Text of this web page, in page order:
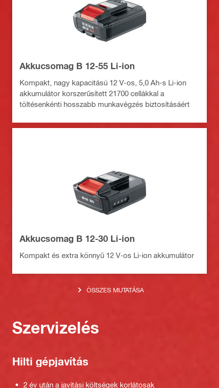
Akkucsomag B 12-55 Li-ion
Kompakt, nagy kapacitású 12 V-os, 5,0 Ah-s Li-ion
akkumulátor korszerűsített 21700 cellákkal a
töltésenkénti hosszabb munkavégzés biztosításáért
Akkucsomag B 12-30 Li-ion
Kompakt és extra könnyű 12 V-os Li-ion akkumulátor
ÖSSZES MUTATÁSA
Szervizelés
Hilti gépjavítás
2 év után a javítási költségek korlátosak